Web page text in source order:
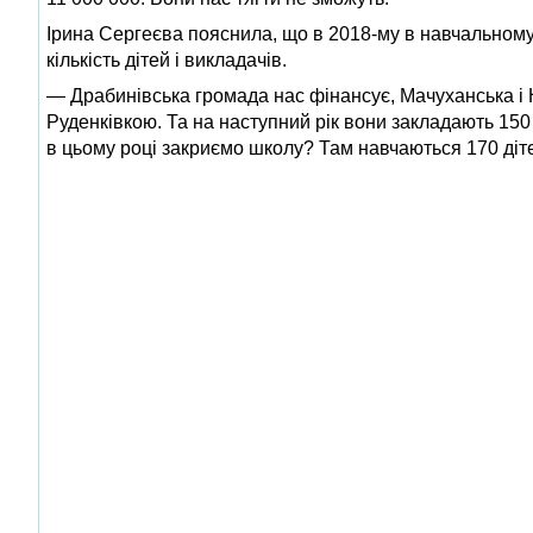
Ірина Сергеєва пояснила, що в 2018‑му в навчальному
кількість дітей і викладачів.
— Драбинівська громада нас фінансує,
Руденківкою. Та на наступний рік вони закладають
в цьому році закриємо школу? Там навчаються 170